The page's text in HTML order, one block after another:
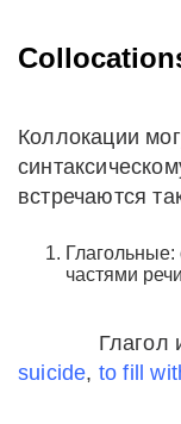
Коллокации
встречаются
Глагольные:
частями
Глагол
suicide, to fill